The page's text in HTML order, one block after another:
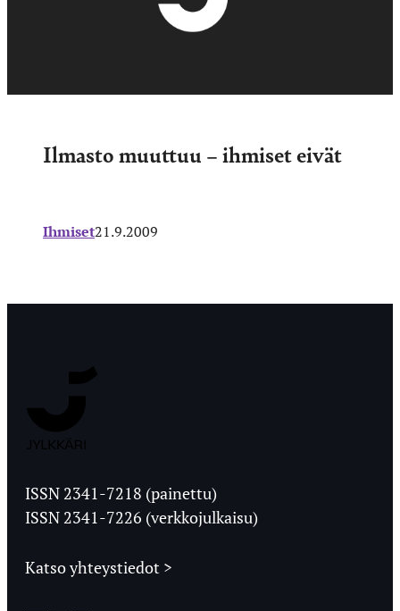
Ilmasto muuttuu – ihmiset eivät
Ihmiset21.9.2009
Ylioppilaslehti
ISSN 2341-7218 (painettu)
ISSN 2341-7226 (verkkojulkaisu)
Katso yhteystiedot >